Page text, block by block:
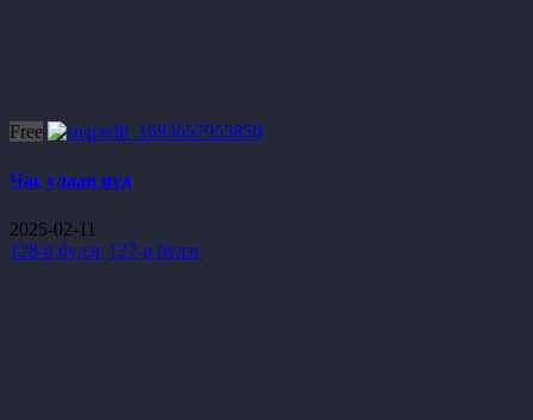
Free
Час улаан нүд
2025-02-11
128-р бүлэг 127-р бүлэг